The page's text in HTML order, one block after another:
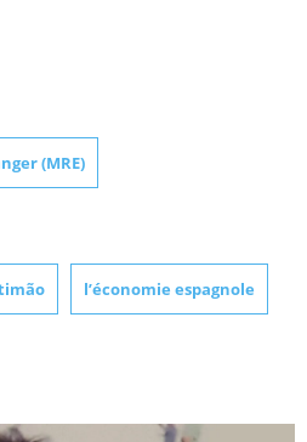
(MRE)
l’économie espagnole